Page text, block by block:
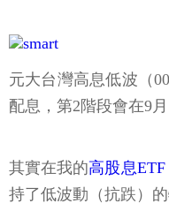
元大台灣高息低波（
配息，第2階段會在9
其實在我的高股息ETF
持了低波動（抗跌）